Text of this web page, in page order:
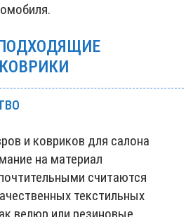
и ковриков для салона
на материал
считаются
текстильных
велюр или резиновые